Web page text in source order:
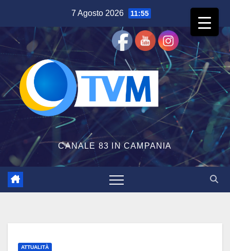
contenuto
7 Agosto 2026 11:55
CANALE 83 IN CAMPANIA
ATTUALITÀ